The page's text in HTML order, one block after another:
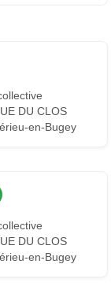
DU CLOS
en-Bugey
DU CLOS
en-Bugey